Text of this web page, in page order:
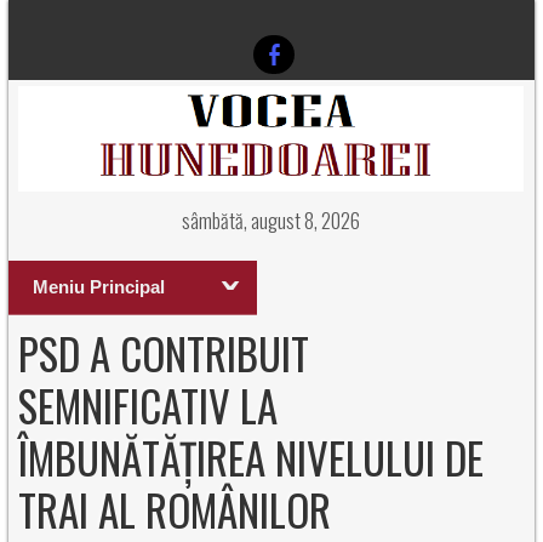
sâmbătă, august 8, 2026
Meniu Principal
PSD A CONTRIBUIT
SEMNIFICATIV LA
ÎMBUNĂTĂȚIREA NIVELULUI DE
TRAI AL ROMÂNILOR